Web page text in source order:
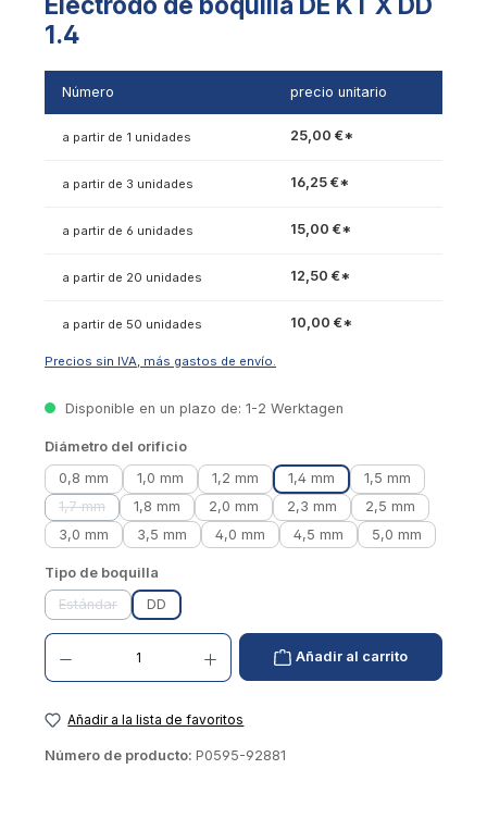
1.4
Número precio unitario
a partir de 1 unidades 25,00 €*
a partir de 3 unidades 16,25 €*
a partir de 6 unidades 15,00 €*
a partir de 20 unidades 12,50 €*
a partir de 50 unidades 10,00 €*
Precios sin IVA, más gastos de envío.
Disponible en un plazo de: 1-2 Werktagen
Seleccionar
Diámetro del orificio
0,8 mm
1,0 mm 1,2 mm 1,4 mm
1,5 mm
1,7 mm
(Esta opción no está disponible actualmente.)
1,8 mm 2,0 mm 2,3 mm
2,5 mm
3,0 mm
3,5 mm 4,0 mm 4,5 mm 5,0 mm
Seleccionar
Tipo de boquilla
Estándar
(Esta opción no está disponible actualmente.)
DD
Cantidad de productos: introduzca el valor deseado o utilice los botones para
Añadir al carrito
Añadir a la lista de favoritos
Número de producto: P0595-92881